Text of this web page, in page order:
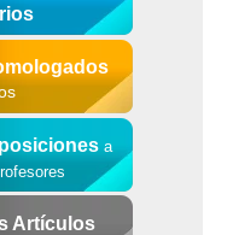
a
Artículos